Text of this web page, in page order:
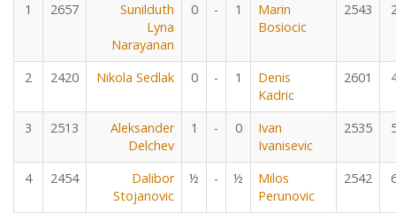
1
2657
Sunilduth
Lyna
Narayanan
0 - 1
Marin
Bosiocic
2543
2 2420 Nikola Sedlak 0 - 1
Denis
Kadric
2601
3 2513
Aleksander
Delchev
1 - 0
Ivan
Ivanisevic
2535
4 2454
Dalibor
Stojanovic
½ - ½
Milos
Perunovic
2542